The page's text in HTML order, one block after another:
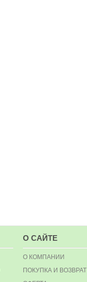
О САЙТЕ
О КОМПАНИИ
ПОКУПКА И ВОЗВРАТ